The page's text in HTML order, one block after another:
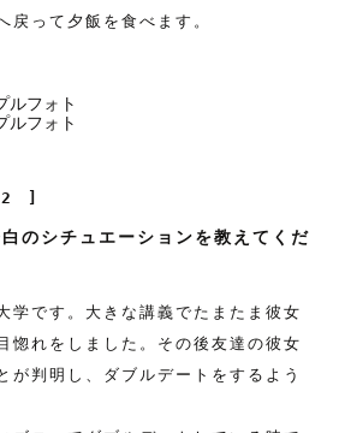
戻って夕飯を食べます。
]
のシチュエーションを教えてくだ
学です。大きな講義でたまたま彼女
惚れをしました。その後友達の彼女
が判明し、ダブルデートをするよう